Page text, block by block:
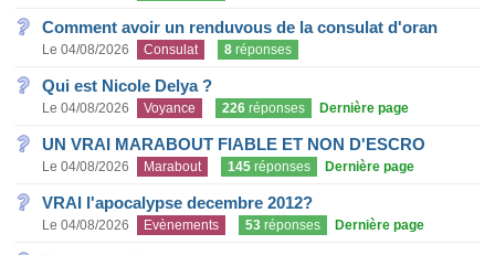
Comment avoir un renduvous de la consulat d'oran
Le 04/08/2026 Consulat 8 réponses
Qui est Nicole Delya ?
Le 04/08/2026 Voyance 226 réponses Dernière page
UN VRAI MARABOUT FIABLE ET NON D'ESCRO
Le 04/08/2026 Marabout 145 réponses Dernière page
VRAI l'apocalypse decembre 2012?
Le 04/08/2026 Evènements 53 réponses Dernière page